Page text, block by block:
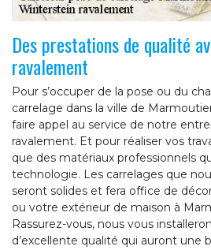
Des prestations de qualité
ravalement
Pour s’occuper de la pose ou du
carrelage dans la ville de
faire appel au service de notre
ravalement. Et pour réaliser vos
que des matériaux professionnels
technologie. Les carrelages que
seront solides et fera office de
ou votre extérieur de maison à
Rassurez-vous, nous vous
d’excellente qualité qui auront une